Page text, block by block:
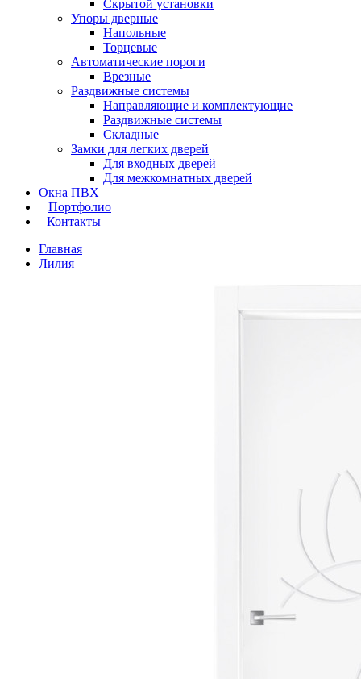
Скрытой установки
Упоры дверные
Напольные
Торцевые
Автоматические пороги
Врезные
Раздвижные системы
Направляющие и комплектующие
Раздвижные системы
Складные
Замки для легких дверей
Для входных дверей
Для межкомнатных дверей
Окна ПВХ
Портфолио
Контакты
Главная
Лилия